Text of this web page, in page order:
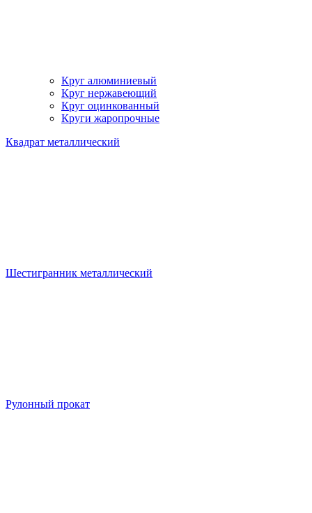
Круг алюминиевый
Круг нержавеющий
Круг оцинкованный
Круги жаропрочные
Квадрат металлический
Шестигранник металлический
Рулонный прокат